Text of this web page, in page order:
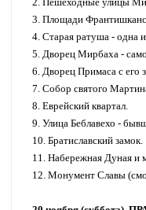
3. Площади
4. Старая ратуша - одна
5. Дворец Мирбаха -
6. Дворец Примаса с его
7. Собор святого
8. Еврейский квартал.
9. Улица Беблавехо -
10. Братиславский замок.
11. Набережная Дуная и
12. Монумент Славы